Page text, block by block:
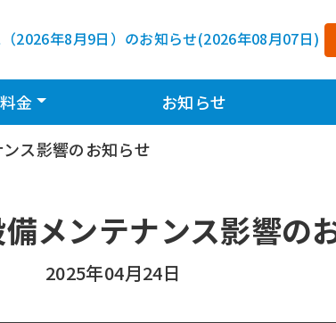
2026年8月9日）のお知らせ(2026年08月07日)
料金 Toggle Dropdownお知らせ
ス影響のお知らせ
メンテナンス影響の
2025年04月24日